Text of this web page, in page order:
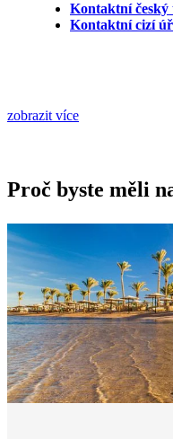
Kontaktní český
Kontaktní cizí
zobrazit více
Proč byste měli